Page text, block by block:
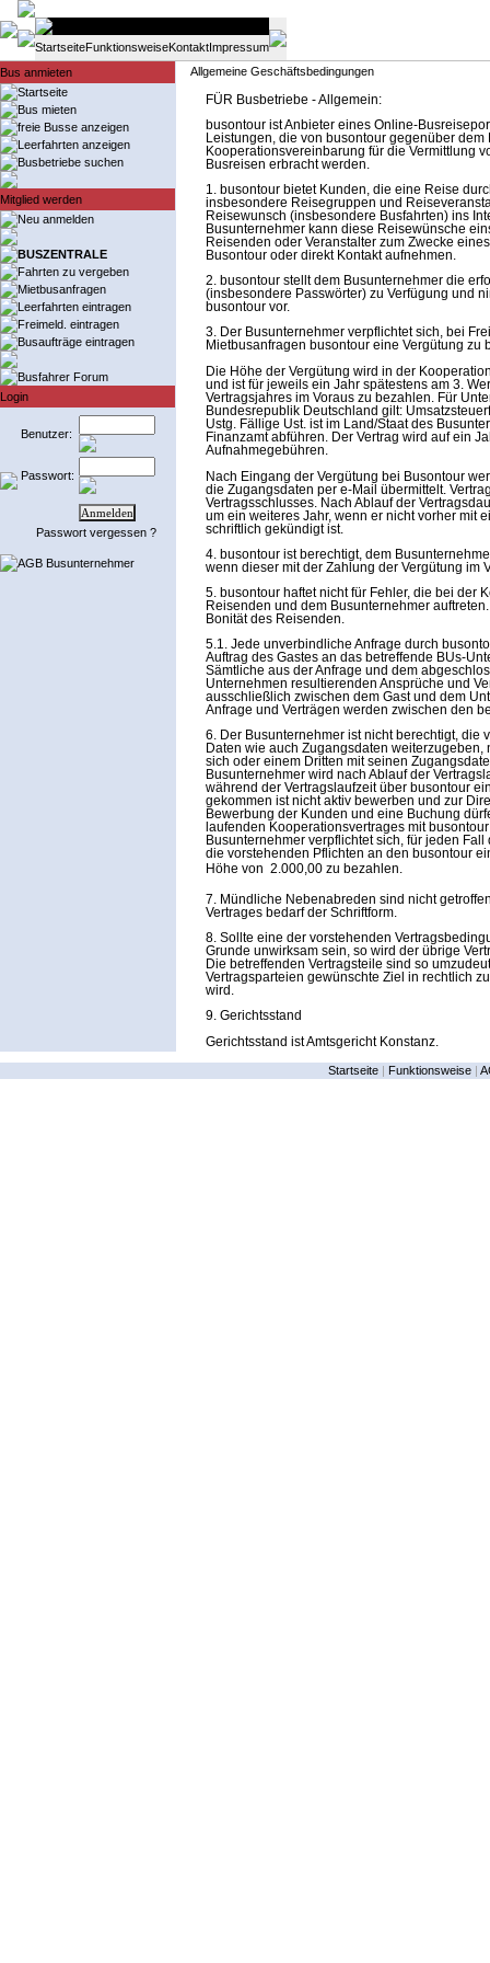
StartseiteFunktionsweiseKontaktImpressum
Bus anmieten
Startseite
Bus mieten
freie Busse anzeigen
Leerfahrten anzeigen
Busbetriebe suchen
Mitglied werden
Neu anmelden
BUSZENTRALE
Fahrten zu vergeben
Mietbusanfragen
Leerfahrten eintragen
Freimeld. eintragen
Busaufträge eintragen
Busfahrer Forum
Login
Benutzer:
Passwort:
Passwort vergessen ?
AGB Busunternehmer
Allgemeine Geschäftsbedingungen
FÜR Busbetriebe - Allgemein:
busontour ist Anbieter eines Online-
Leistungen, die von busontour gegenüber
Kooperationsvereinbarung für die Vermittlung
Busreisen erbracht werden.
1. busontour bietet Kunden, die eine Reise
insbesondere Reisegruppen und
Reisewunsch (insbesondere Busfahrten) ins
Busunternehmer kann diese Reisewünsche
Reisenden oder Veranstalter zum Zwecke
Busontour oder direkt Kontakt aufnehmen.
2. busontour stellt dem Busunternehmer die
(insbesondere Passwörter) zu Verfügung und
busontour vor.
3. Der Busunternehmer verpflichtet sich, bei
Mietbusanfragen busontour eine Vergütung zu
Die Höhe der Vergütung wird in der
und ist für jeweils ein Jahr spätestens am 3.
Vertragsjahres im Voraus zu bezahlen. Für
Bundesrepublik Deutschland gilt:
Ustg. Fällige Ust. ist im Land/Staat des
Finanzamt abführen. Der Vertrag wird auf ein
Aufnahmegebühren.
Nach Eingang der Vergütung bei Busontour
die Zugangsdaten per e-Mail übermittelt.
Vertragsschlusses. Nach Ablauf der
um ein weiteres Jahr, wenn er nicht vorher mit
schriftlich gekündigt ist.
4. busontour ist berechtigt, dem
wenn dieser mit der Zahlung der Vergütung im
5. busontour haftet nicht für Fehler, die bei der
Reisenden und dem Busunternehmer
Bonität des Reisenden.
5.1. Jede unverbindliche Anfrage durch
Auftrag des Gastes an das betreffende BUs-
Sämtliche aus der Anfrage und dem
Unternehmen resultierenden Ansprüche und
ausschließlich zwischen dem Gast und dem
Anfrage und Verträgen werden zwischen den
6. Der Busunternehmer ist nicht berechtigt, die
Daten wie auch Zugangsdaten weiterzugeben,
sich oder einem Dritten mit seinen
Busunternehmer wird nach Ablauf der
während der Vertragslaufzeit über busontour
gekommen ist nicht aktiv bewerben und zur
Bewerbung der Kunden und eine Buchung
laufenden Kooperationsvertrages mit
Busunternehmer verpflichtet sich, für jeden
die vorstehenden Pflichten an den busontour
Höhe von  2.000,00 zu bezahlen.
7. Mündliche Nebenabreden sind nicht
Vertrages bedarf der Schriftform.
8. Sollte eine der vorstehenden
Grunde unwirksam sein, so wird der übrige
Die betreffenden Vertragsteile sind so
Vertragsparteien gewünschte Ziel in rechtlich
wird.
9. Gerichtsstand
Gerichtsstand ist Amtsgericht Konstanz.
Startseite | Funktionsweise |